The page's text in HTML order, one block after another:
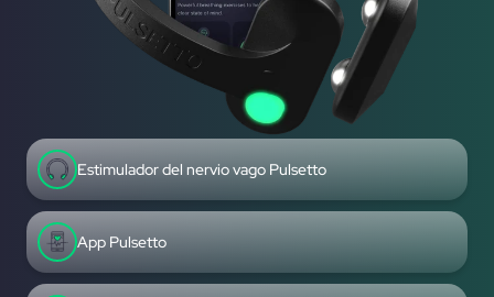
Estimulador del nervio vago Pulsetto
App Pulsetto